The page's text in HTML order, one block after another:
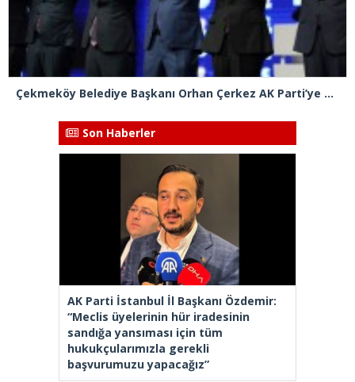
Çekmeköy Belediye Başkanı Orhan Çerkez AK Parti’ye katıldı
Son Haberler
AK Parti İstanbul İl Başkanı Özdemir:
“Meclis üyelerinin hür iradesinin
sandığa yansıması için tüm
hukukçularımızla gerekli
başvurumuzu yapacağız”